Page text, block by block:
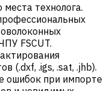
технолога.
FSCUT.
(.dxf, .igs, .sat, .jhb).
ошибок при импорте